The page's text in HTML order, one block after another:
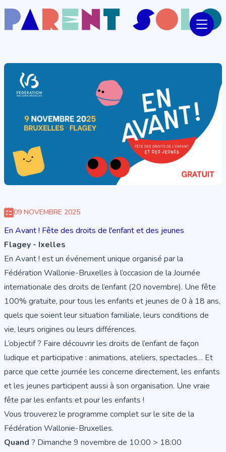
09 NOVEMBRE 2025
En Avant ! Fête des droits de l'enfant et des jeunes
Flagey - Ixelles
En Avant ! est un événement unique organisé par la
Fédération Wallonie-Bruxelles à l’occasion de la Journée
internationale des droits de l’enfant (20 novembre). Une fête
100% gratuite, pour tous les enfants et jeunes de 0 à 18 ans,
quels que soient leur situation familiale, leurs conditions de
vie, leurs origines ou leurs différences.
L’objectif ? Faire découvrir les droits de l’enfant de façon
ludique et participative : animations, ateliers, spectacles… Et
parce que cette journée les concerne directement, les enfants
et les jeunes participent aussi à son organisation. Une vraie
fête par les enfants et pour les enfants !
Vous trouverez le programme complet sur le site de la
Fédération Wallonie-Bruxelles.
Quand ? Dimanche 9 novembre de 10:00 > 18:00